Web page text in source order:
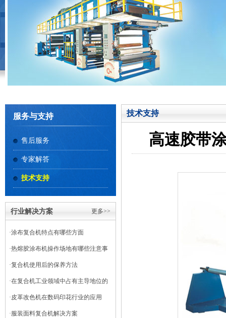
服务与支持
售后服务
专家解答
技术支持
更多>>
行业解决方案
·涂布复合机特点有哪些方面
·热熔胶涂布机操作场地有哪些注意事
项
·复合机使用后的保养方法
·在复合机工业领域中占有主导地位的
干式复合机
·皮革改色机在数码印花行业的应用
·服装面料复合机解决方案
技术支持
高速胶带